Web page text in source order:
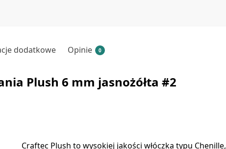
dodatkowe Opinie 0
Plush 6 mm jasnożółta #2
Craftec Plush to wysokiej jakości włóczka typu Chenille,